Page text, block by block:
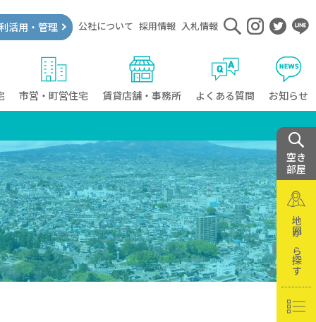
市営・町営住宅 賃貸店舗・事務所 よくある質問 お知らせ
利活用・管理 公社について 採用情報 入札情報
空き
部屋
地図から探す